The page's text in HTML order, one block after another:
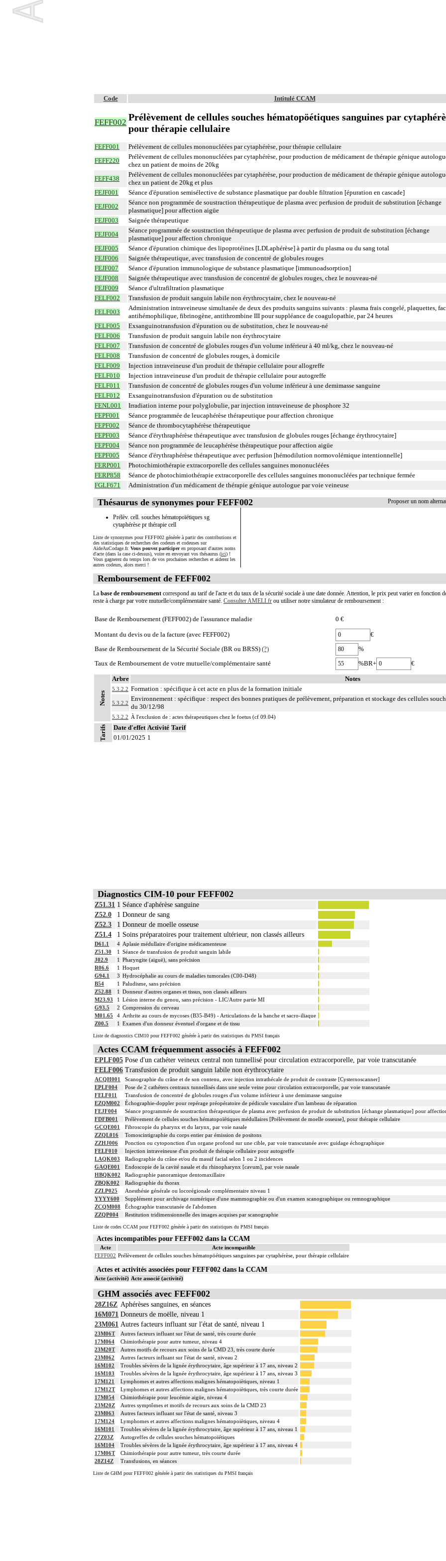
Code Intitulé CCAM
FEFF002 Prélèvement de cellules souches hématopöétiques sanguines par
pour thérapie cellulaire
FEFF001 Prélèvement de cellules mononucléées par cytaphérèse, pour thérapie cellulaire
FEFF220
Prélèvement de cellules mononucléées par cytaphérèse, pour production de médicament de thérapie génique
chez un patient de moins de 20kg
FEFF438
Prélèvement de cellules mononucléées par cytaphérèse, pour production de médicament de thérapie génique
chez un patient de 20kg et plus
FEJF001 Séance d'épuration semisélective de substance plasmatique par double filtration [épuration en cascade]
FEJF002
Séance non programmée de soustraction thérapeutique de plasma avec perfusion de produit de substitution [échange
plasmatique] pour affection aigüe
FEJF003 Saignée thérapeutique
FEJF004
Séance programmée de soustraction thérapeutique de plasma avec perfusion de produit de substitution [échange
plasmatique] pour affection chronique
FEJF005 Séance d'épuration chimique des lipoprotéines [LDLaphérèse] à partir du plasma ou du sang total
FEJF006 Saignée thérapeutique, avec transfusion de concentré de globules rouges
FEJF007 Séance d'épuration immunologique de substance plasmatique [immunoadsorption]
FEJF008 Saignée thérapeutique avec transfusion de concentré de globules rouges, chez le nouveau-né
FEJF009 Séance d'ultrafiltration plasmatique
FELF002 Transfusion de produit sanguin labile non érythrocytaire, chez le nouveau-né
FELF003
Administration intraveineuse simultanée de deux des produits sanguins suivants : plasma frais congelé, plaquettes,
antihémophilique, fibrinogène, antithrombine III pour suppléance de coagulopathie, par 24 heures
FELF005 Exsanguinotransfusion d'épuration ou de substitution, chez le nouveau-né
FELF006 Transfusion de produit sanguin labile non érythrocytaire
FELF007 Transfusion de concentré de globules rouges d'un volume inférieur à 40 ml/kg, chez le nouveau-né
FELF008 Transfusion de concentré de globules rouges, à domicile
FELF009 Injection intraveineuse d'un produit de thérapie cellulaire pour allogreffe
FELF010 Injection intraveineuse d'un produit de thérapie cellulaire pour autogreffe
FELF011 Transfusion de concentré de globules rouges d'un volume inférieur à une demimasse sanguine
FELF012 Exsanguinotransfusion d'épuration ou de substitution
FENL001 Irradiation interne pour polyglobulie, par injection intraveineuse de phosphore 32
FEPF001 Séance programmée de leucaphérèse thérapeutique pour affection chronique
FEPF002 Séance de thrombocytaphérèse thérapeutique
FEPF003 Séance d'érythraphérèse thérapeutique avec transfusion de globules rouges [échange érythrocytaire]
FEPF004 Séance non programmée de leucaphérèse thérapeutique pour affection aigüe
FEPF005 Séance d'érythraphérèse thérapeutique avec perfusion [hémodilution normovolémique intentionnelle]
FERP001 Photochimiothérapie extracorporelle des cellules sanguines mononucléées
FERP858 Séance de photochimiothérapie extracorporelle des cellules sanguines mononucléées par technique fermée
FGLF671 Administration d'un médicament de thérapie génique autologue par voie veineuse
Proposer un nom
Thésaurus de synonymes pour FEFF002
Prélèv. cell. souches hématopoïétiques sg
cytaphérèse pr thérapie cell
Liste de synonymes pour FEFF002 générée à partir des contributions et
des statistiques de recherches des codeurs et codeuses sur
AideAuCodage.fr. Vous pouvez participeren proposant d'autres noms
d'acte (dans la case ci-dessus), voire en envoyant vos thésaurus (ici) !
Vous gagnerez du temps lors de vos prochaines recherches et aiderez les
autres codeurs, alors merci !
Remboursement de FEFF002
La base de remboursement correspond au tarif de l'acte et du taux de la sécurité sociale à une date donnée. Attention, le prix peut varier en
reste à charge par votre mutuelle/complémentaire santé. Consulter AMELI.fr ou utiliser notre simulateur de remboursement :
Base de Remboursement (FEFF002) de l'assurance maladie 0 €
Montant du devis ou de la facture (avec FEFF002)
€
Base de Remboursement de la Sécurité Sociale (BR ou BRSS) (?)
%
Taux de Remboursement de votre mutuelle/complémentaire santé
%BR+ €
Notes
Arbre Notes
5.3.2.2 Formation : spécifique à cet acte en plus de la formation initiale
5.3.2.2
Environnement : spécifique : respect des bonnes pratiques de prélèvement, préparation et stockage des cellules
du 30/12/98
5.3.2.2 À l'exclusion de : actes thérapeutiques chez le foetus (cf 09.04)
Tarifs Date d'effet Activité Tarif
01/01/2025 1
Diagnostics CIM-10 pour FEFF002
Z51.31 1 Séance d'aphérèse sanguine
Z52.0
1 Donneur de sang
Z52.3
1 Donneur de moelle osseuse
Z51.4
1 Soins préparatoires pour traitement ultérieur, non classés ailleurs
D61.1 4 Aplasie médullaire d'origine médicamenteuse
Z51.30
1 Séance de transfusion de produit sanguin labile
J02.9
1 Pharyngite (aiguë), sans précision
R06.6
1 Hoquet
G94.1
3 Hydrocéphalie au cours de maladies tumorales (C00-D48)
B54
1 Paludisme, sans précision
Z52.88
1 Donneur d'autres organes et tissus, non classés ailleurs
M23.93
1 Lésion interne du genou, sans précision - LIC/Autre partie MI
G93.5
2 Compression du cerveau
M01.65
4 Arthrite au cours de mycoses (B35-B49) - Articulations de la hanche et sacro-iliaque
Z00.5
1 Examen d'un donneur éventuel d'organe et de tissu
Liste de diagnostics CIM10 pour FEFF002 générée à partir des statistiques du PMSI français
Actes CCAM fréquemment associés à FEFF002
EPLF005 Pose d'un cathéter veineux central non tunnellisé pour circulation extracorporelle, par voie transcutanée
FELF006 Transfusion de produit sanguin labile non érythrocytaire
ACQH001
Scanographie du crâne et de son contenu, avec injection intrathécale de produit de contraste [Cysternoscanner]
EPLF004
Pose de 2 cathéters centraux tunnellisés dans une seule veine pour circulation extracorporelle, par voie transcutanée
FELF011
Transfusion de concentré de globules rouges d'un volume inférieur à une demimasse sanguine
EZQM002
Échographie-doppler pour repérage préopératoire de pédicule vasculaire d'un lambeau de réparation
FEJF004
Séance programmée de soustraction thérapeutique de plasma avec perfusion de produit de substitution [échange plasmatique] pour
FDFB001
Prélèvement de cellules souches hématopoïétiques médullaires [Prélèvement de moelle osseuse], pour thérapie cellulaire
GCQE001
Fibroscopie du pharynx et du larynx, par voie nasale
ZZQL016
Tomoscintigraphie du corps entier par émission de positons
ZZHJ006
Ponction ou cytoponction d'un organe profond sur une cible, par voie transcutanée avec guidage échographique
FELF010
Injection intraveineuse d'un produit de thérapie cellulaire pour autogreffe
LAQK003
Radiographie du crâne et/ou du massif facial selon 1 ou 2 incidences
GAQE001
Endoscopie de la cavité nasale et du rhinopharynx [cavum], par voie nasale
HBQK002
Radiographie panoramique dentomaxillaire
ZBQK002
Radiographie du thorax
ZZLP025
Anesthésie générale ou locorégionale complémentaire niveau 1
YYYY600
Supplément pour archivage numérique d'une mammographie ou d'un examen scanographique ou remnographique
ZCQM008
Échographie transcutanée de l'abdomen
ZZQP004
Restitution tridimensionnelle des images acquises par scanographie
Liste de codes CCAM pour FEFF002 générée à partir des statistiques du PMSI français
Actes incompatibles pour FEFF002 dans la CCAM
Acte
Acte incompatible
FEFF002 Prélèvement de cellules souches hématopöétiques sanguines par cytaphérèse, pour thérapie cellulaire
Actes et activités associées pour FEFF002 dans la CCAM
Acte (activité) Acte associé (activité)
GHM associés avec FEFF002
28Z16Z Aphérèses sanguines, en séances
16M071 Donneurs de moëlle, niveau 1
23M061 Autres facteurs influant sur l'état de santé, niveau 1
23M06T
Autres facteurs influant sur l'état de santé, très courte durée
17M064
Chimiothérapie pour autre tumeur, niveau 4
23M20T
Autres motifs de recours aux soins de la CMD 23, très courte durée
23M062
Autres facteurs influant sur l'état de santé, niveau 2
16M102
Troubles sévères de la lignée érythrocytaire, âge supérieur à 17 ans, niveau 2
16M103
Troubles sévères de la lignée érythrocytaire, âge supérieur à 17 ans, niveau 3
17M121
Lymphomes et autres affections malignes hématopoiètiques, niveau 1
17M12T
Lymphomes et autres affections malignes hématopoiètiques, très courte durée
17M054
Chimiothérapie pour leucémie aigüe, niveau 4
23M20Z
Autres symptômes et motifs de recours aux soins de la CMD 23
23M063
Autres facteurs influant sur l'état de santé, niveau 3
17M124
Lymphomes et autres affections malignes hématopoiètiques, niveau 4
16M101
Troubles sévères de la lignée érythrocytaire, âge supérieur à 17 ans, niveau 1
27Z03Z
Autogreffes de cellules souches hématopoïétiques
16M104
Troubles sévères de la lignée érythrocytaire, âge supérieur à 17 ans, niveau 4
17M06T
Chimiothérapie pour autre tumeur, très courte durée
28Z14Z
Transfusions, en séances
Liste de GHM pour FEFF002 générée à partir des statistiques du PMSI français